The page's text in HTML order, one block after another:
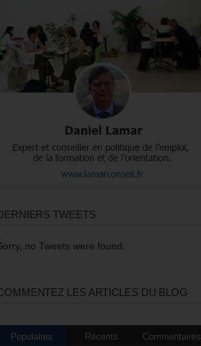
TWEETS
no Tweets were found.
LES ARTICLES DU BLOG
Populaires Récents Commentaires